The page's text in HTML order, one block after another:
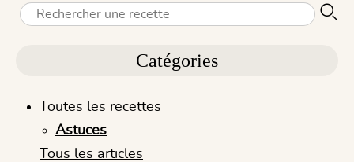
Catégories
Toutes les recettes
Astuces
Tous les articles